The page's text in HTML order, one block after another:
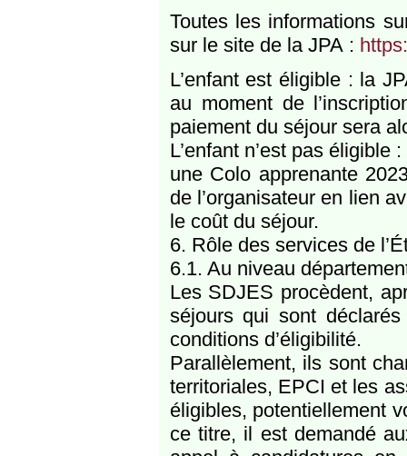
Toutes les informations
sur le site de la JPA :
L’enfant est éligible : la
au moment de
paiement du séjour sera
L’enfant n’est pas
une Colo apprenante
de l’organisateur en lien
le coût du séjour.
6. Rôle des services de
6.1. Au niveau
Les SDJES procèdent,
séjours qui sont
conditions d’éligibilité.
Parallèlement, ils sont
territoriales, EPCI et les
éligibles, potentiellement
ce titre, il est demandé